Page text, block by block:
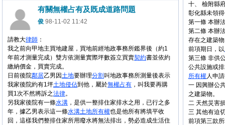
十、 檢附縣
彰化縣未領
第一條 本辦
第二條 本辦
存在之建築
前項期日，以
第三條 非供
公共設施或
所有權人申
一 因興辦公
之建築物。
二 天然災害
三 其他有迫
前項第三款
有關無權占有及既成道路問題
俊 98-11-02 11:42
請教大律師 ：
我之前向甲地主買地建屋，買地前經地政事務所鑑界後（約1
年前才測量完成）雙方依測量實際坪數簽立買賣契約書並依約
繳納價金，買賣完成。
日前後院鄰居乙男因土地要辦理分割 叫地政事務所測量後表示
我家後院約有1坪土地侵佔到他，屬於無權占有 ，叫我要再購
買1次不然將訴之法律。
另我家後院有一條水溝 ，是供一整排住家排水之用，已行之多
年，據乙男表示這一條水溝土地所有權也是他所有將填平收
回，這樣我們整排住家所用廢水將無法排出，勢必造成生活住